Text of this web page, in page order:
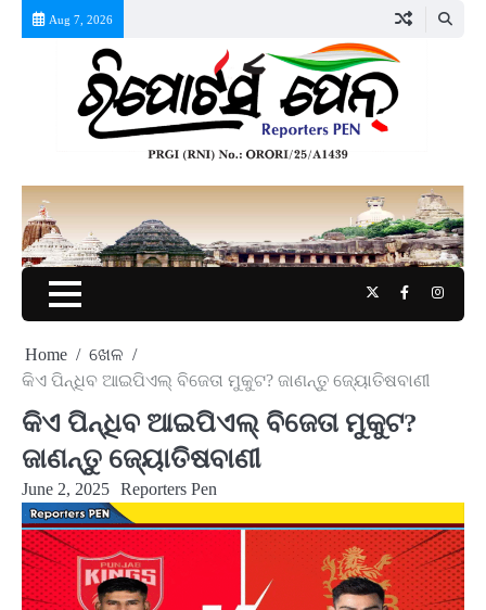
Aug 7, 2026
TwitterFacebook
Home
ଖେଳ
କିଏ ପିନ୍ଧିବ ଆଇପିଏଲ୍ ବିଜେତା ମୁକୁଟ? ଜାଣନ୍ତୁ ଜ୍ୟୋତିଷବାଣୀ
କିଏ ପିନ୍ଧିବ ଆଇପିଏଲ୍ ବିଜେତା ମୁକୁଟ?
ଜାଣନ୍ତୁ ଜ୍ୟୋତିଷବାଣୀ
June 2, 2025 Reporters Pen